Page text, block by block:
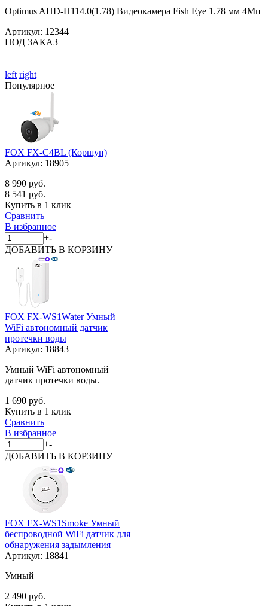
Optimus AHD-H114.0(1.78) Видеокамера Fish Eye 1.78 мм 4Мп
Артикул: 12344
ПОД ЗАКАЗ
left right
Популярное
FOX FX-C4BL (Коршун)
Артикул: 18905
8 990 руб.
8 541 руб.
Купить в 1 клик
Сравнить
В избранное
+-
ДОБАВИТЬ В КОРЗИНУ
FOX FX-WS1Water Умный
WiFi автономный датчик
протечки воды
Артикул: 18843
Умный WiFi автономный
датчик протечки воды.
1 690 руб.
Купить в 1 клик
Сравнить
В избранное
+-
ДОБАВИТЬ В КОРЗИНУ
FOX FX-WS1Smoke Умный
беспроводной WiFi датчик для
обнаружения задымления
Артикул: 18841
Умный
2 490 руб.